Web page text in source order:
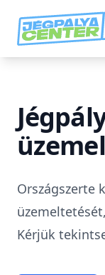
Jégpálya Center
Országszerte
Kérjük